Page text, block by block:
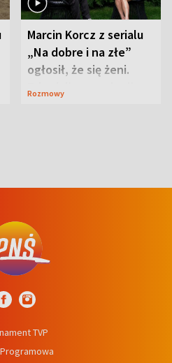
Marcin Korcz z serialu
„Na dobre i na złe”
ogłosił, że się żeni.
Zdradził, co zmienił
Rozmowy
TVP